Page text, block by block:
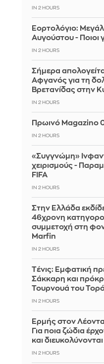
IN 2 HOURS
Εορτολόγιο:
Αυγούστου - Ποιοι
IN 2 HOURS
Σήμερα
Αφγανός για τη
Βρετανίδας στην
IN 2 HOURS
Πρωινό Magazino
IN 2 HOURS
«Συγγνώμη»
χειρισμούς -
FIFA
IN 2 HOURS
Στην Ελλάδα
46χρονη
συμμετοχή στη
Marfin
IN 2 HOURS
Tένις: Εμφατική
Σάκκαρη και
Τουρνουά του
IN 2 HOURS
Ερμής στον
Για ποια ζώδια
και
IN 2 HOURS